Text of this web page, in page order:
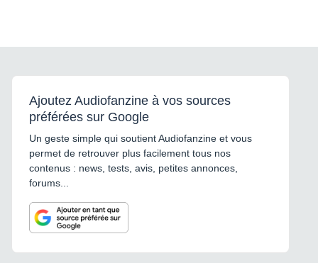
Ajoutez Audiofanzine à vos sources
préférées sur Google
Un geste simple qui soutient Audiofanzine et vous
permet de retrouver plus facilement tous nos
contenus : news, tests, avis, petites annonces,
forums...